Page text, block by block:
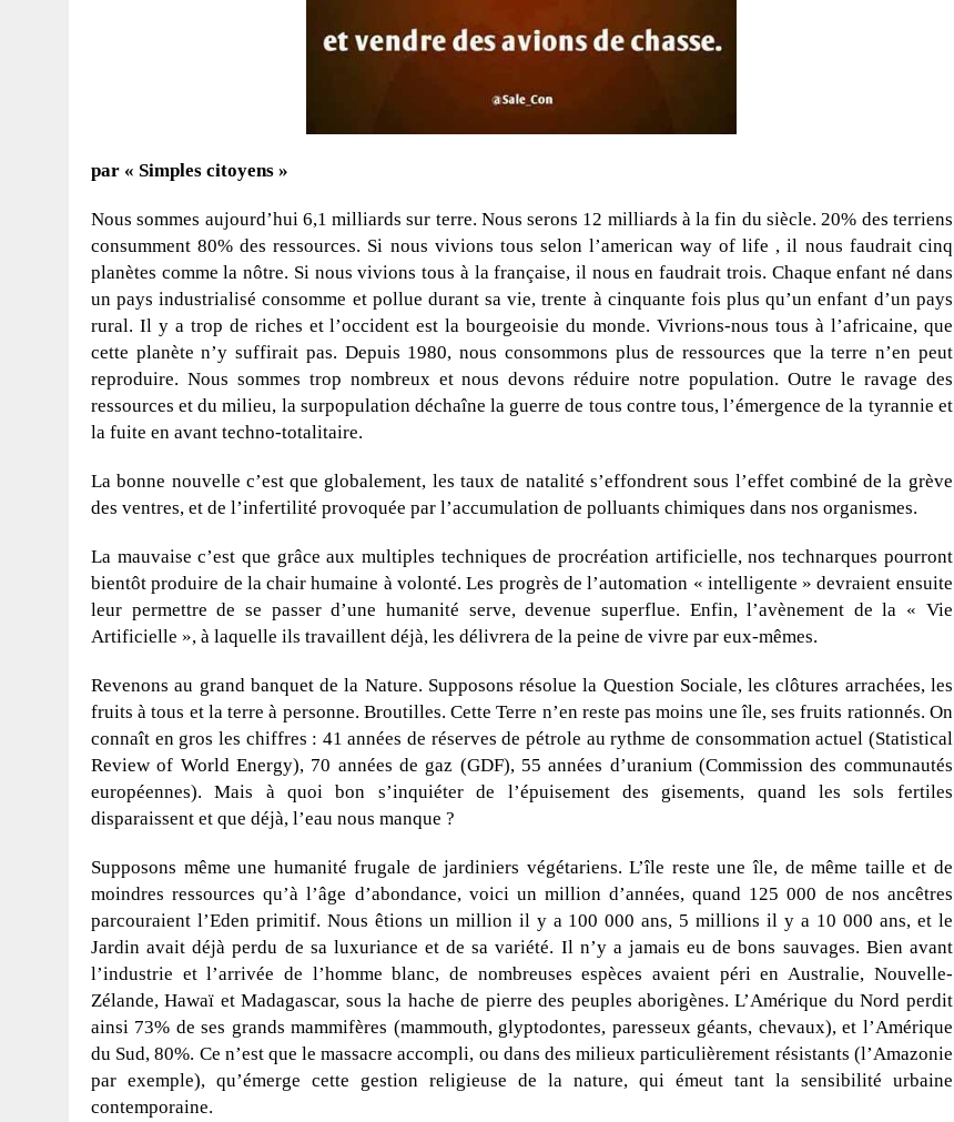
par « Simples citoyens »
Nous sommes aujourd’hui 6,1 milliards sur terre. Nous serons 12 milliards à la fin du siècle. 20% des terriens
consumment 80% des ressources. Si nous vivions tous selon l’american way of life , il nous faudrait cinq
planètes comme la nôtre. Si nous vivions tous à la française, il nous en faudrait trois. Chaque enfant né dans
un pays industrialisé consomme et pollue durant sa vie, trente à cinquante fois plus qu’un enfant d’un pays
rural. Il y a trop de riches et l’occident est la bourgeoisie du monde. Vivrions-nous tous à l’africaine, que
cette planète n’y suffirait pas. Depuis 1980, nous consommons plus de ressources que la terre n’en peut
reproduire. Nous sommes trop nombreux et nous devons réduire notre population. Outre le ravage des
ressources et du milieu, la surpopulation déchaîne la guerre de tous contre tous, l’émergence de la tyrannie et
la fuite en avant techno-totalitaire.
La bonne nouvelle c’est que globalement, les taux de natalité s’effondrent sous l’effet combiné de la grève
des ventres, et de l’infertilité provoquée par l’accumulation de polluants chimiques dans nos organismes.
La mauvaise c’est que grâce aux multiples techniques de procréation artificielle, nos technarques pourront
bientôt produire de la chair humaine à volonté. Les progrès de l’automation « intelligente » devraient ensuite
leur permettre de se passer d’une humanité serve, devenue superflue. Enfin, l’avènement de la « Vie
Artificielle », à laquelle ils travaillent déjà, les délivrera de la peine de vivre par eux-mêmes.
Revenons au grand banquet de la Nature. Supposons résolue la Question Sociale, les clôtures arrachées, les
fruits à tous et la terre à personne. Broutilles. Cette Terre n’en reste pas moins une île, ses fruits rationnés. On
connaît en gros les chiffres : 41 années de réserves de pétrole au rythme de consommation actuel (Statistical
Review of World Energy), 70 années de gaz (GDF), 55 années d’uranium (Commission des communautés
européennes). Mais à quoi bon s’inquiéter de l’épuisement des gisements, quand les sols fertiles
disparaissent et que déjà, l’eau nous manque ?
Supposons même une humanité frugale de jardiniers végétariens. L’île reste une île, de même taille et de
moindres ressources qu’à l’âge d’abondance, voici un million d’années, quand 125 000 de nos ancêtres
parcouraient l’Eden primitif. Nous êtions un million il y a 100 000 ans, 5 millions il y a 10 000 ans, et le
Jardin avait déjà perdu de sa luxuriance et de sa variété. Il n’y a jamais eu de bons sauvages. Bien avant
l’industrie et l’arrivée de l’homme blanc, de nombreuses espèces avaient péri en Australie, Nouvelle-
Zélande, Hawaï et Madagascar, sous la hache de pierre des peuples aborigènes. L’Amérique du Nord perdit
ainsi 73% de ses grands mammifères (mammouth, glyptodontes, paresseux géants, chevaux), et l’Amérique
du Sud, 80%. Ce n’est que le massacre accompli, ou dans des milieux particulièrement résistants (l’Amazonie
par exemple), qu’émerge cette gestion religieuse de la nature, qui émeut tant la sensibilité urbaine
contemporaine.